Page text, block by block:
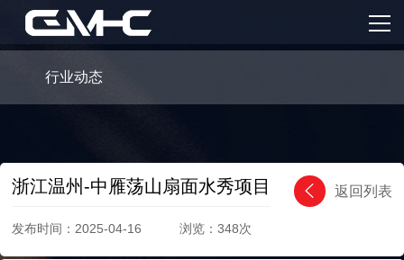
首页
服务内容
案例分享
行业动态
浙江温州-中雁荡山扇面水秀项目
发布时间：2025-04-16 浏览：348次
返回列表